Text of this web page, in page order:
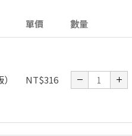
單價 數量
NT$316